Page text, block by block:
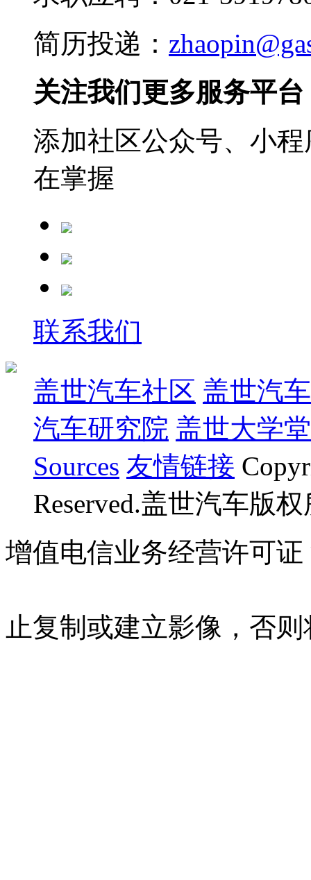
简历投递：
关注我们更多服务平台
添加社区公众号、小
在掌握
联系我们
盖世汽车社区 盖世汽
汽车研究院 盖世大学堂
Sources 友情链接
Reserved.盖世汽车版
增值电信业务经营许可证
止复制或建立影像，否